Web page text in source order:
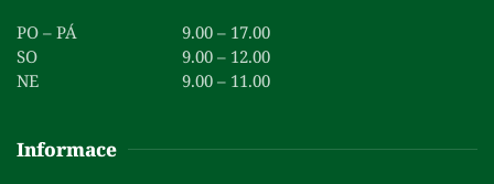
PO – PÁ
9.00 – 17.00
SO
9.00 – 12.00
NE
9.00 – 11.00
Informace